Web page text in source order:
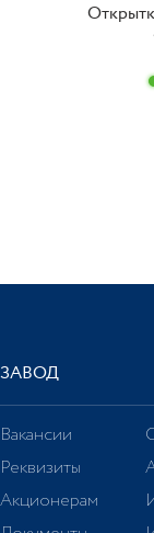
ЗАВОД
Вакансии
Реквизиты
Акционерам